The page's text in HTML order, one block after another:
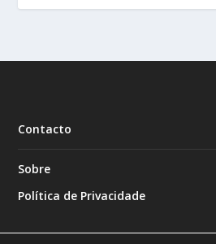
Contacto
Sobre
Política de Privacidade